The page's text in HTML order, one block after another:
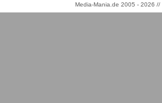
Media-Mania.de 2005 - 2026 //